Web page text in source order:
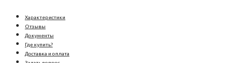
Характеристики
Отзывы
Документы
Где купить?
Доставка и оплата